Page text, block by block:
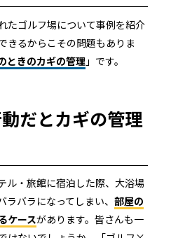
たゴルフ場について事例を紹介
きるからこその問題もありま
ときのカギの管理」です。
だとカギの管理
ル・旅館に宿泊した際、大浴場
バラになってしまい、 部屋の
ケースがあります。皆さんも一